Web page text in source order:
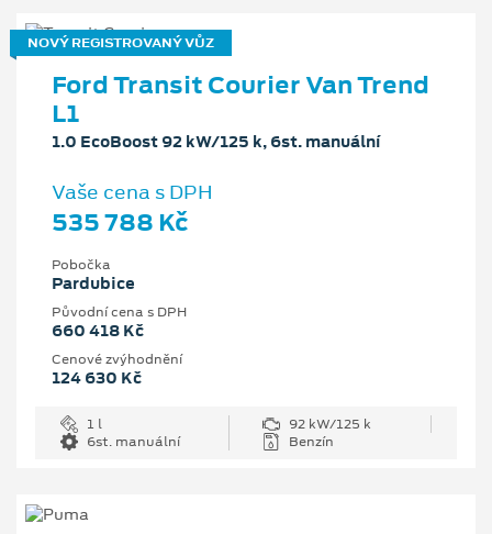
NOVÝ REGISTROVANÝ VŮZ
Ford Transit Courier Van Trend
L1
1.0 EcoBoost 92 kW/125 k, 6st. manuální
Vaše cena s DPH
535 788 Kč
Pobočka
Pardubice
Původní cena s DPH
660 418 Kč
Cenové zvýhodnění
124 630 Kč
1 l
92 kW/125 k
6st. manuální
Benzín